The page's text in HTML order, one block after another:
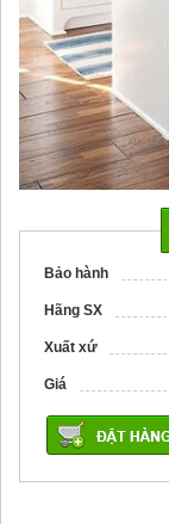
Bảo hành
Hãng SX
Xuất xứ
Giá